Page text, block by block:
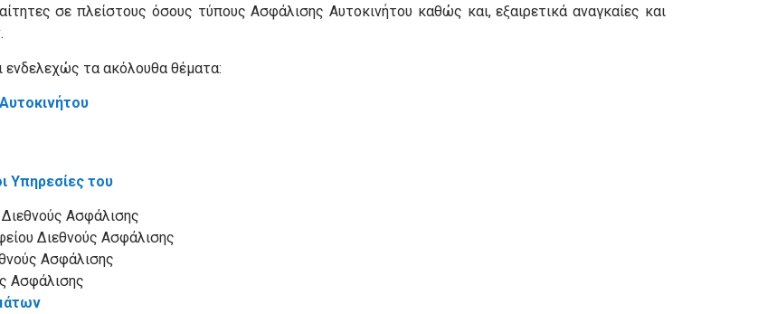
σε πλείστους όσους τύπους Ασφάλισης Αυτοκινήτου καθώς και, εξαιρετικά αναγκαίες και
ενδελεχώς τα ακόλουθα θέματα:
Υπηρεσίες του
Ασφάλισης
Διεθνούς Ασφάλισης
Ασφάλισης
Ασφάλισης